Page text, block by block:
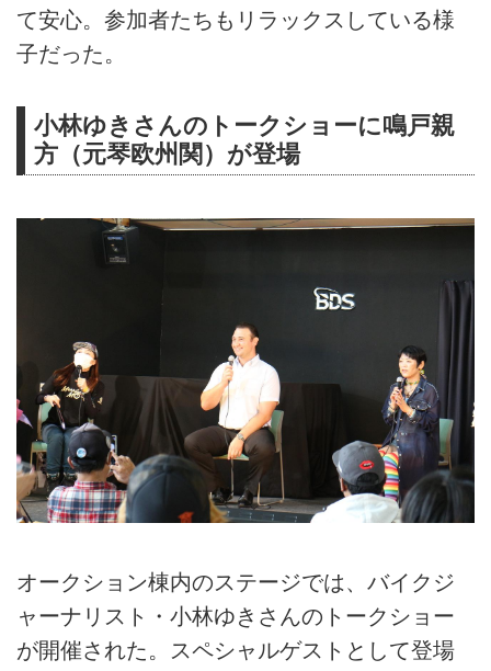
て安心。参加者たちもリラックスしている様
子だった。
小林ゆきさんのトークショーに鳴戸親
方（元琴欧州関）が登場
オークション棟内のステージでは、バイクジ
ャーナリスト・小林ゆきさんのトークショー
が開催された。スペシャルゲストとして登場